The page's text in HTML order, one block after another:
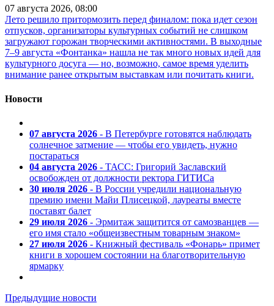
07 августа 2026, 08:00
Лето решило притормозить перед финалом: пока идет сезон
отпусков, организаторы культурных событий не слишком
загружают горожан творческими активностями. В выходные
7–9 августа «Фонтанка» нашла не так много новых идей для
культурного досуга — но, возможно, самое время уделить
внимание ранее открытым выставкам или почитать книги.
Новости
07 августа 2026 - В Петербурге готовятся наблюдать
солнечное затмение — чтобы его увидеть, нужно
постараться
04 августа 2026 - ТАСС: Григорий Заславский
освобожден от должности ректора ГИТИСа
30 июля 2026 - В России учредили национальную
премию имени Майи Плисецкой, лауреаты вместе
поставят балет
29 июля 2026 - Эрмитаж защитится от самозванцев —
его имя стало «общеизвестным товарным знаком»
27 июля 2026 - Книжный фестиваль «Фонарь» примет
книги в хорошем состоянии на благотворительную
ярмарку
Предыдущие новости